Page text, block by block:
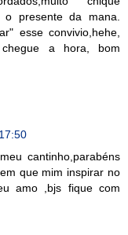
o presente da mana.
esse convivio,hehe,
a hora, bom
cantinho,parabéns
que mim inspirar no
amo ,bjs fique com